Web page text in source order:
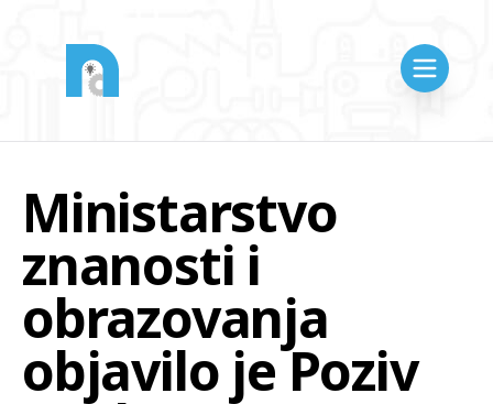
Ministarstvo
znanosti i
obrazovanja
objavilo je Poziv